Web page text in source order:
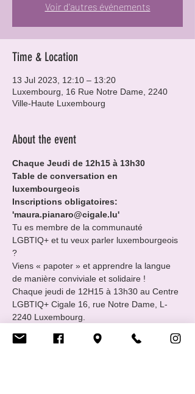
Voir d'autres événements
Time & Location
13 Jul 2023, 12:10 – 13:20
Luxembourg, 16 Rue Notre Dame, 2240
Ville-Haute Luxembourg
About the event
Chaque Jeudi de 12h15 à 13h30
Table de conversation en
luxembourgeois
Inscriptions obligatoires:
'maura.pianaro@cigale.lu'
Tu es membre de la communauté
LGBTIQ+ et tu veux parler luxembourgeois
?
Viens « papoter » et apprendre la langue
de manière conviviale et solidaire !
Chaque jeudi de 12H15 à 13h30 au Centre
LGBTIQ+ Cigale 16, rue Notre Dame, L-
2240 Luxembourg.
luxembourgeois parlé tous niveaux.